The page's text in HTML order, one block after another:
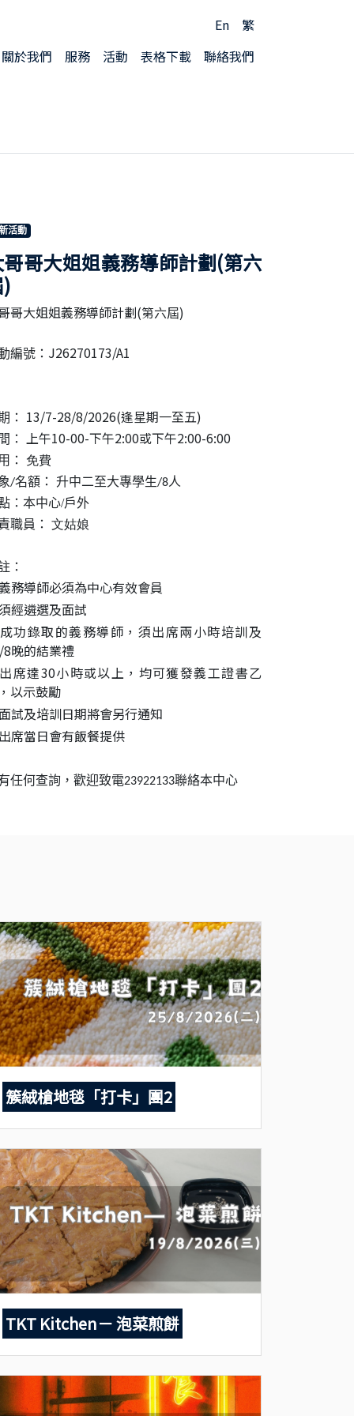
En
繁
關於我們
服務 活動 表格下載 聯絡我們
活動
哥大姐姐義務導師計劃(第六
哥大姐姐義務導師計劃(第六屆)
編號： J26270173/A1
： 13/7-28/8/2026(逢星期一至五)
： 上午10-00-下午2:00或下午2:00-6:00
： 免費
/名額： 升中二至大專學生/8人
：本中心/戶外
職員：
文姑娘
：
務導師必須為中心有效會員
經遴選及面試
功錄取的義務導師，須出席兩小時培訓及
晚的結業禮
席達30小時或以上，均可獲發義工證書乙
以示鼓勵
試及培訓日期將會另行通知
席當日會有飯餐提供
任何查詢，歡迎致電23922133聯絡本中心
簇絨槍地毯「打卡」團2
TKT Kitchen－ 泡菜煎餅